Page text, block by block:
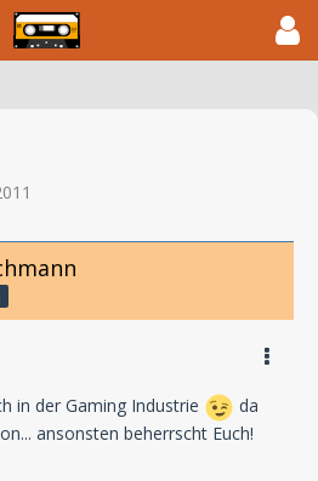
in der Gaming Industrie
da
ansonsten beherrscht Euch!